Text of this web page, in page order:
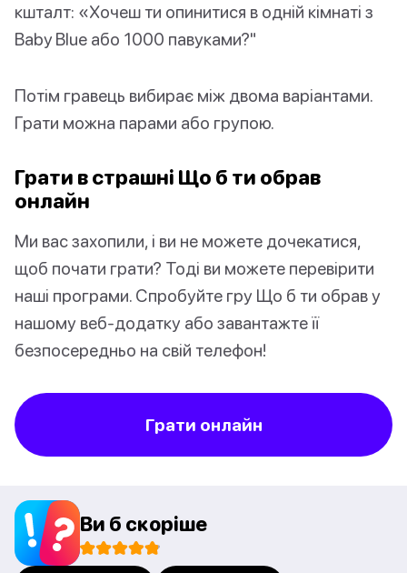
кшталт: «Хочеш ти опинитися в одній кімнаті з
Baby Blue або 1000 павуками?"
Потім гравець вибирає між двома варіантами.
Грати можна парами або групою.
Грати в страшні Що б ти обрав
онлайн
Ми вас захопили, і ви не можете дочекатися,
щоб почати грати? Тоді ви можете перевірити
наші програми. Спробуйте гру Що б ти обрав у
нашому веб-додатку або завантажте її
безпосередньо на свій телефон!
Грати онлайн
Ви б скоріше